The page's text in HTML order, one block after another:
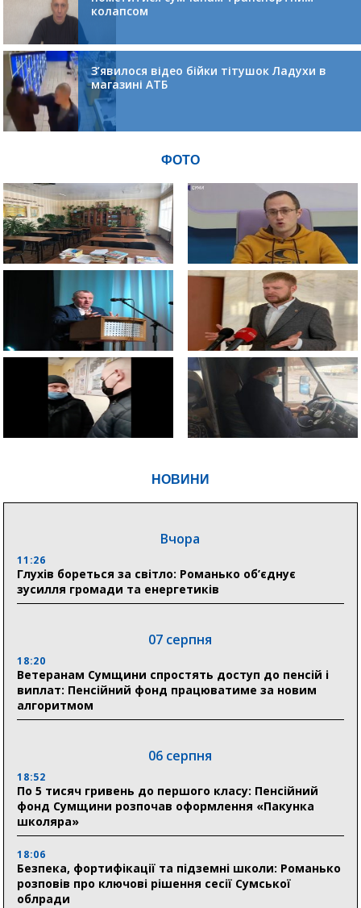
НОВИНИ
Вчора
11:26
Глухів бореться за світло: Романько об’єднує
зусилля громади та енергетиків
07 серпня
18:20
Ветеранам Сумщини спростять доступ до пенсій і
виплат: Пенсійний фонд працюватиме за новим
алгоритмом
06 серпня
18:52
По 5 тисяч гривень до першого класу: Пенсійний
фонд Сумщини розпочав оформлення «Пакунка
школяра»
18:06
Безпека, фортифікації та підземні школи: Романько
розповів про ключові рішення сесії Сумської
облради
колапсом
З’явилося відео бійки тітушок Ладухи в
магазині АТБ
ФОТО